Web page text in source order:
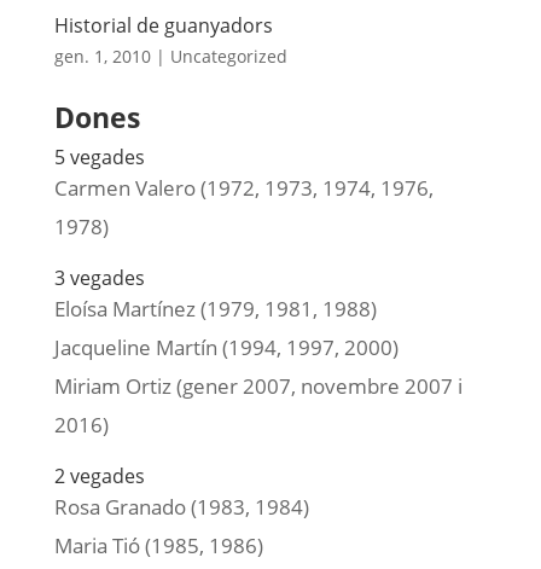
Historial de guanyadors
gen. 1, 2010| Uncategorized
Dones
5 vegades
Carmen Valero (1972, 1973, 1974, 1976,
1978)
3 vegades
Eloísa Martínez (1979, 1981, 1988)
Jacqueline Martín (1994, 1997, 2000)
Miriam Ortiz (gener 2007, novembre 2007 i
2016)
2 vegades
Rosa Granado (1983, 1984)
Maria Tió (1985, 1986)